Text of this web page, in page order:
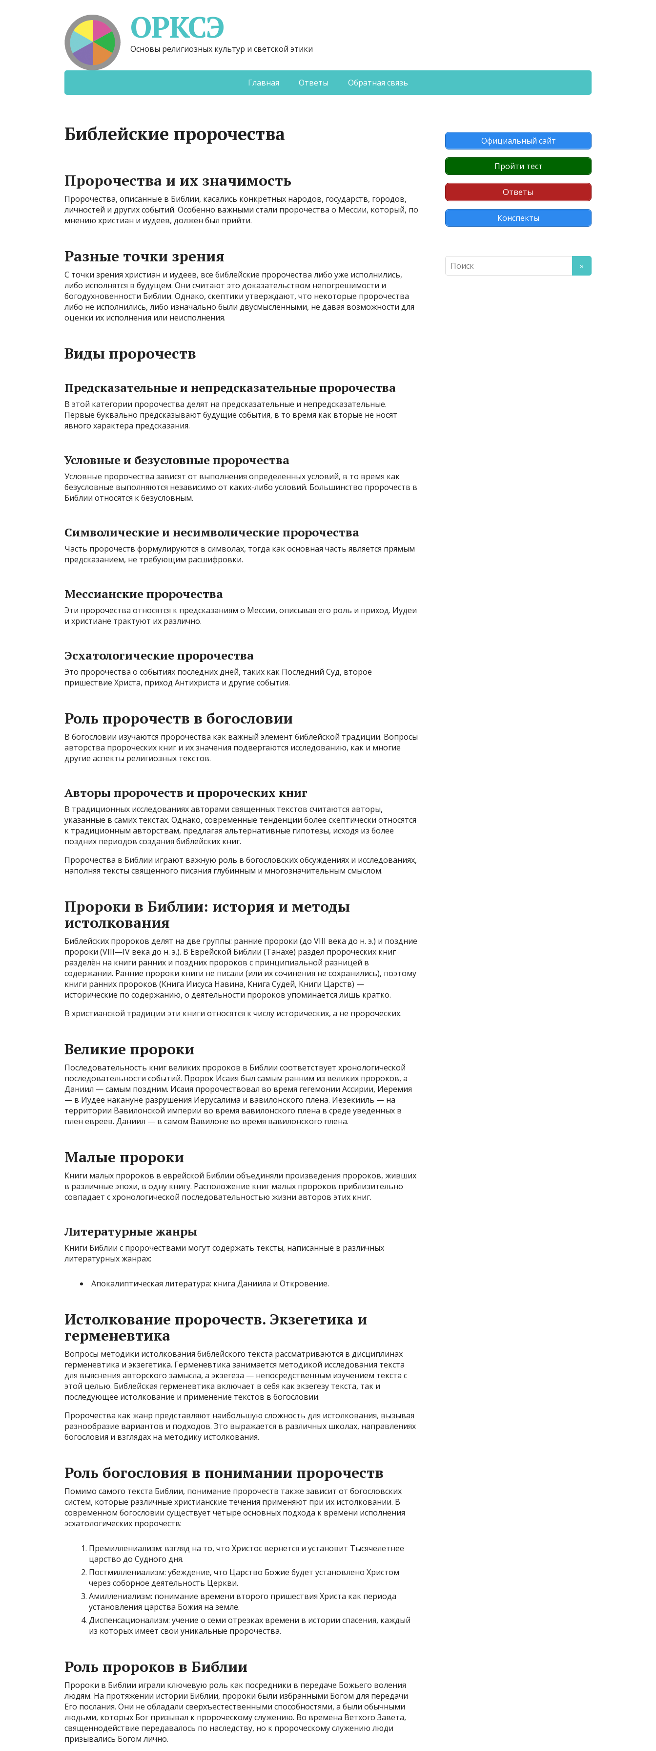
ОРКСЭ
Основы религиозных культур и светской этики
Главная Ответы Обратная связь
Библейские пророчества
Пророчества и их значимость
Пророчества, описанные в Библии, касались конкретных народов, государств, городов,
личностей и других событий. Особенно важными стали пророчества о Мессии, который, по
мнению христиан и иудеев, должен был прийти.
Разные точки зрения
С точки зрения христиан и иудеев, все библейские пророчества либо уже исполнились,
либо исполнятся в будущем. Они считают это доказательством непогрешимости и
богодухновенности Библии. Однако, скептики утверждают, что некоторые пророчества
либо не исполнились, либо изначально были двусмысленными, не давая возможности для
оценки их исполнения или неисполнения.
Виды пророчеств
Предсказательные и непредсказательные пророчества
В этой категории пророчества делят на предсказательные и непредсказательные.
Первые буквально предсказывают будущие события, в то время как вторые не носят
явного характера предсказания.
Условные и безусловные пророчества
Условные пророчества зависят от выполнения определенных условий, в то время как
безусловные выполняются независимо от каких-либо условий. Большинство пророчеств в
Библии относятся к безусловным.
Символические и несимволические пророчества
Часть пророчеств формулируются в символах, тогда как основная часть является прямым
предсказанием, не требующим расшифровки.
Мессианские пророчества
Эти пророчества относятся к предсказаниям о Мессии, описывая его роль и приход. Иудеи
и христиане трактуют их различно.
Эсхатологические пророчества
Это пророчества о событиях последних дней, таких как Последний Суд, второе
пришествие Христа, приход Антихриста и другие события.
Роль пророчеств в богословии
В богословии изучаются пророчества как важный элемент библейской традиции. Вопросы
авторства пророческих книг и их значения подвергаются исследованию, как и многие
другие аспекты религиозных текстов.
Авторы пророчеств и пророческих книг
В традиционных исследованиях авторами священных текстов считаются авторы,
указанные в самих текстах. Однако, современные тенденции более скептически относятся
к традиционным авторствам, предлагая альтернативные гипотезы, исходя из более
поздних периодов создания библейских книг.
Пророчества в Библии играют важную роль в богословских обсуждениях и исследованиях,
наполняя тексты священного писания глубинным и многозначительным смыслом.
Пророки в Библии: история и методы
истолкования
Библейских пророков делят на две группы: ранние пророки (до VIII века до н. э.) и поздние
пророки (VIII—IV века до н. э.). В Еврейской Библии (Танахе) раздел пророческих книг
разделён на книги ранних и поздних пророков с принципиальной разницей в
содержании. Ранние пророки книги не писали (или их сочинения не сохранились), поэтому
книги ранних пророков (Книга Иисуса Навина, Книга Судей, Книги Царств) —
исторические по содержанию, о деятельности пророков упоминается лишь кратко.
В христианской традиции эти книги относятся к числу исторических, а не пророческих.
Великие пророки
Последовательность книг великих пророков в Библии соответствует хронологической
последовательности событий. Пророк Исаия был самым ранним из великих пророков, а
Даниил — самым поздним. Исаия пророчествовал во время гегемонии Ассирии, Иеремия
— в Иудее накануне разрушения Иерусалима и вавилонского плена. Иезекииль — на
территории Вавилонской империи во время вавилонского плена в среде уведенных в
плен евреев. Даниил — в самом Вавилоне во время вавилонского плена.
Малые пророки
Книги малых пророков в еврейской Библии объединяли произведения пророков, живших
в различные эпохи, в одну книгу. Расположение книг малых пророков приблизительно
совпадает с хронологической последовательностью жизни авторов этих книг.
Литературные жанры
Книги Библии с пророчествами могут содержать тексты, написанные в различных
литературных жанрах:
Апокалиптическая литература: книга Даниила и Откровение.
Истолкование пророчеств. Экзегетика и
герменевтика
Вопросы методики истолкования библейского текста рассматриваются в дисциплинах
герменевтика и экзегетика. Герменевтика занимается методикой исследования текста
для выяснения авторского замысла, а экзегеза — непосредственным изучением текста с
этой целью. Библейская герменевтика включает в себя как экзегезу текста, так и
последующее истолкование и применение текстов в богословии.
Пророчества как жанр представляют наибольшую сложность для истолкования, вызывая
разнообразие вариантов и подходов. Это выражается в различных школах, направлениях
богословия и взглядах на методику истолкования.
Роль богословия в понимании пророчеств
Помимо самого текста Библии, понимание пророчеств также зависит от богословских
систем, которые различные христианские течения применяют при их истолковании. В
современном богословии существует четыре основных подхода к времени исполнения
эсхатологических пророчеств:
Премиллениализм: взгляд на то, что Христос вернется и установит Тысячелетнее
царство до Судного дня.
Постмиллениализм: убеждение, что Царство Божие будет установлено Христом
через соборное деятельность Церкви.
Амиллениализм: понимание времени второго пришествия Христа как периода
установления царства Божия на земле.
Диспенсационализм: учение о семи отрезках времени в истории спасения, каждый
из которых имеет свои уникальные пророчества.
Роль пророков в Библии
Пророки в Библии играли ключевую роль как посредники в передаче Божьего воления
людям. На протяжении истории Библии, пророки были избранными Богом для передачи
Его послания. Они не обладали сверхъестественными способностями, а были обычными
людьми, которых Бог призывал к пророческому служению. Во времена Ветхого Завета,
священнодействие передавалось по наследству, но к пророческому служению люди
призывались Богом лично.
Официальный сайт
Пройти тест
Ответы
Конспекты